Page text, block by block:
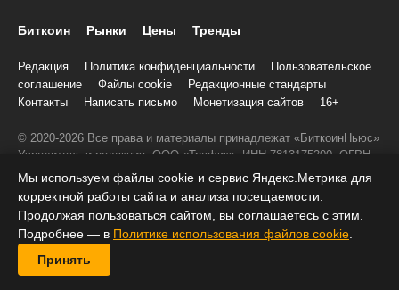
Биткоин Рынки Цены Тренды
Редакция Политика конфиденциальности
Пользовательское
соглашение
Файлы cookie
Редакционные стандарты
Контакты
Написать письмо Монетизация сайтов 16+
© 2020-2026 Все права и материалы принадлежат «БиткоинНьюс»
Учредитель и редакция: ООО «Трафик», ИНН 7813175200, ОГРН
1027806866724, 197022, г. Санкт-Петербург, ул. Льва Толстого, д.
1–3, литер А, помещение 40-Н, комната 12
При копировании информации ставить активную ссылку на
BitcoinNews.ru:
Мы используем файлы cookie и сервис Яндекс.Метрика для
корректной работы сайта и анализа посещаемости.
Продолжая пользоваться сайтом, вы соглашаетесь с этим.
Подробнее — в Политике использования файлов cookie
Принять